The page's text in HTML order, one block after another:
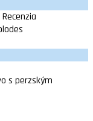
s perzským